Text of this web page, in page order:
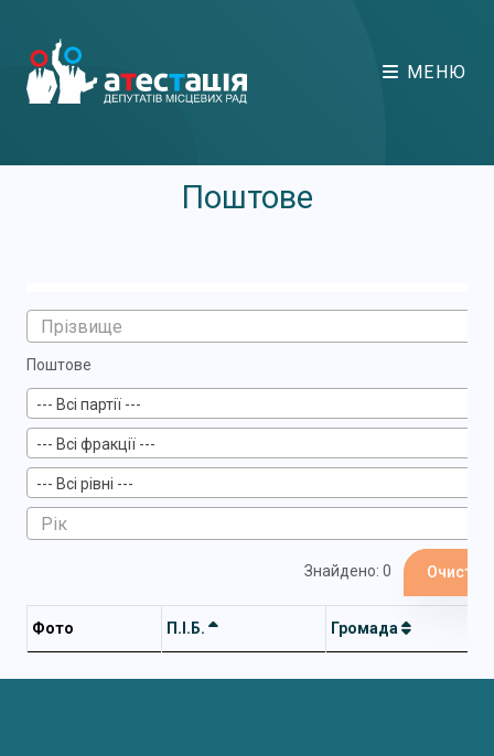
МЕНЮ
Поштове
Поштове
--- Всі партії ---
--- Всі фракції ---
--- Всі рівні ---
Знайдено: 0
Фото П.І.Б. Громада